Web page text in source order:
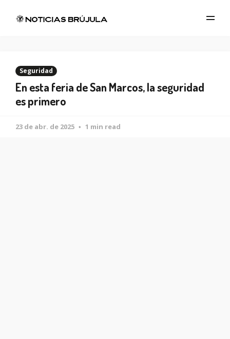
Seguridad
En esta feria de San Marcos, la seguridad
es primero
23 de abr. de 2025 1 min read